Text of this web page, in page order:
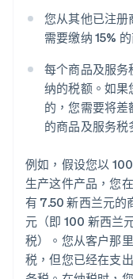
您从其他已注册
需要缴纳 15%
每个商品及服务
纳的税额。如果
的，您需要将
的商品及服务税
例如，假设您以
生产这件产品，您
有 7.50 新西兰元的
元（即 100 新西兰
税）。您从客户那
税，但您已经在支